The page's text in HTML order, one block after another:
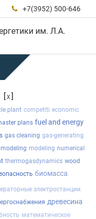
 +7(3952) 500-646
им. Л.А.
[x]
plant competiti economic
plans fuel and energy
gas cleaning gas-generating
modeling numerical
thermogasdynamics wood
биомасса
электростанции
древесина
математическое